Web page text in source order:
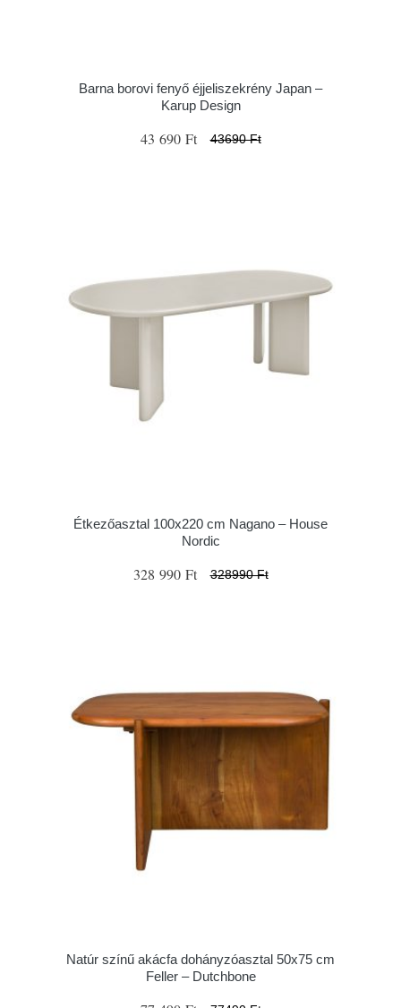
Barna borovi fenyő éjjeliszekrény Japan –
Karup Design
43 690 Ft 43690 Ft
Étkezőasztal 100x220 cm Nagano – House
Nordic
328 990 Ft 328990 Ft
Natúr színű akácfa dohányzóasztal 50x75 cm
Feller – Dutchbone